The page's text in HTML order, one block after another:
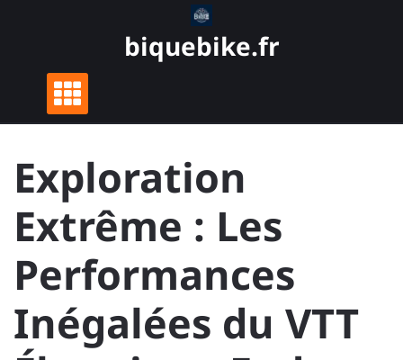
biquebike.fr
Exploration
Extrême : Les
Performances
Inégalées du VTT